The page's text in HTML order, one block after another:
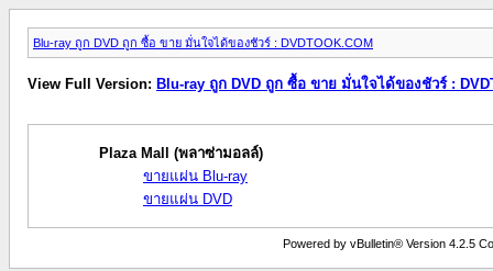
Blu-ray ถูก DVD ถูก ซื้อ ขาย มั่นใจได้ของชัวร์ : DVDTOOK.COM
View Full Version: Blu-ray ถูก DVD ถูก ซื้อ ขาย มั่นใจได้ของชัวร์ :
Plaza Mall (พลาซ่ามอลล์)
ขายแผ่น Blu-ray
ขายแผ่น DVD
Powered by vBulletin® Version 4.2.5